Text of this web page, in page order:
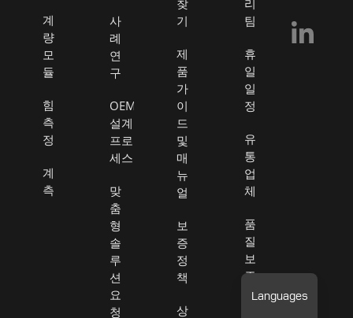
계
량
모
듈
힘
측
정
계
측
사
례
연
구
OEM
설계
프로
세스
맞
춤
형
솔
루
션
요
청
찾
기
제
품
가
이
드
및
매
뉴
얼
보
증
정
책
상
리
팀
휴
일
일
정
유
통
업
체
품
질
보
증
o